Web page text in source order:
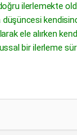
ilerlemekte
düşüncesi
ele alırken
bir ilerleme